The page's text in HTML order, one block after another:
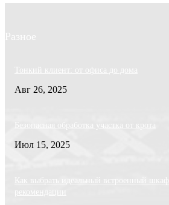
Разное
Тонкий клиент: от офиса до дома
Авг 26, 2025
Безопасная обработка участка от крота
Июл 15, 2025
Как выбрать идеальный встроенный
рекомендации